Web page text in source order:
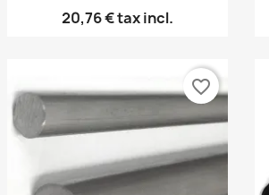
20,76 €tax incl.
favorite_border